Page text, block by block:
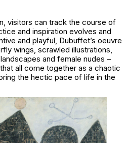
visitors can track the course of
and inspiration evolves and
and playful, Dubuffet’s oeuvre
wings, scrawled illustrations,
and female nudes –
all come together as a chaotic
the hectic pace of life in the